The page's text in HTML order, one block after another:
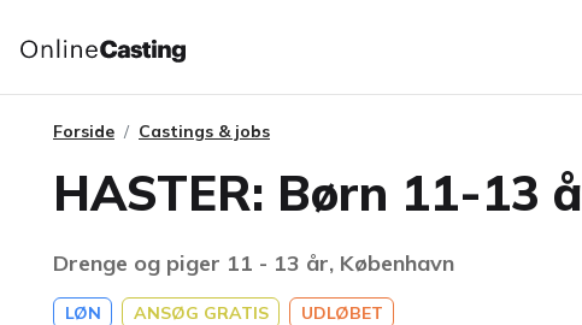
Forside Castings & jobs
HASTER: Børn 11-13
Drenge og piger 11 - 13 år, København
LØN ANSØG GRATIS UDLØBET